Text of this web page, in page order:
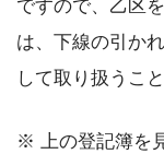
ですので、乙区
は、下線の引か
して取り扱うこ
※ 上の登記簿を